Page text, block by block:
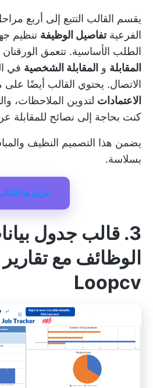
يقسم القالب التتبع إلى أربع
الفرعيةتفاصيل الوظيفة تنظيم
الطلب الأساسية. تتعمق الورقتان
المقابلة و المقابلة الشخصية في
الاتصال. يحتوي القالب أيضًا
الاعتمادات لتدوين الملاحظات،
كنت بحاجة إلى نصائح للمقابلة
يضمن هذا التصميم النظيف
بسلاسة.
تنزيل هذا
3. قالب جدول
الوظائف مع
Loopcv